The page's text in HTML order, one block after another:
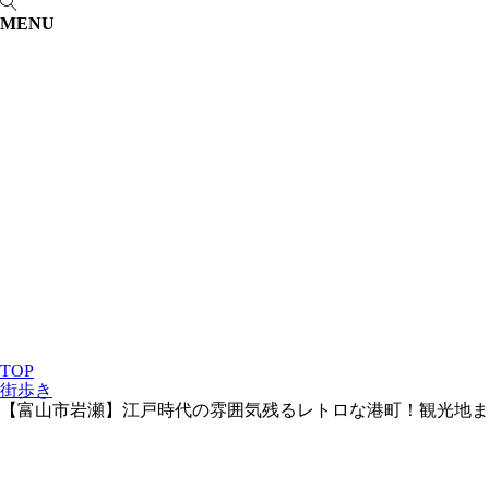
MENU
TOP
街歩き
【富山市岩瀬】江戸時代の雰囲気残るレトロな港町！観光地